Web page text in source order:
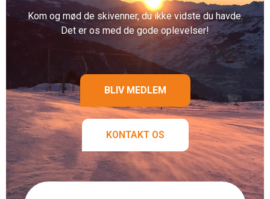
Kom og mød de skivenner, du ikke vidste du havde.
Det er os med de gode oplevelser!
BLIV MEDLEM
KONTAKT OS